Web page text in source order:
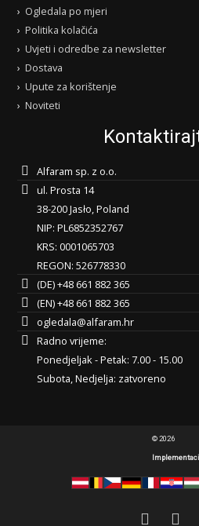
Ogledala po mjeri
Politika kolačića
Uvjeti i odredbe za newsletter
Dostava
Upute za korištenje
Noviteti
Alfaram sp. z o.o.
ul. Prosta 14
38-200 Jasło, Poland
NIP: PL6852352767
KRS: 0001065703
REGON: 526778330
(DE) +48 661 882 365
(EN) +48 661 882 365
ogledala@alfaram.hr
Radno vrijeme:
Ponedjeljak - Petak: 7.00 - 15.00
Subota, Nedjelja: zatvoreno
© 2026